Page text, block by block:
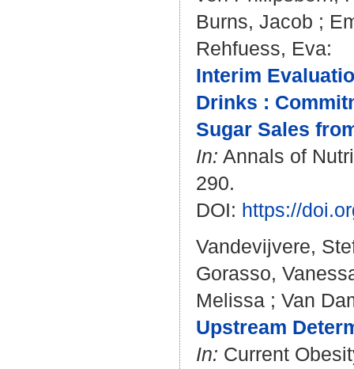
Burns, Jacob ;
Rehfuess, Eva:
Interim
Drinks :
Sugar Sales
In: Annals of
290.
DOI: https://
Vandevijvere,
Gorasso,
Melissa ; Van
Upstream
In: Current